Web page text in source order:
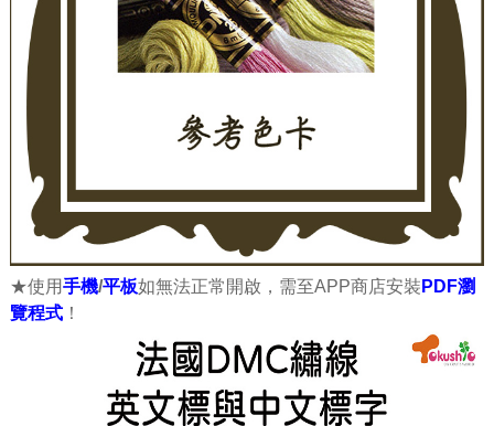
★使用手機/平板如無法正常開啟，需至APP商店安裝 PDF瀏
覽程式！